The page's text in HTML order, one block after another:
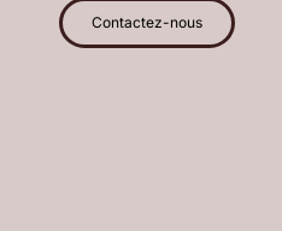
Contactez-nous